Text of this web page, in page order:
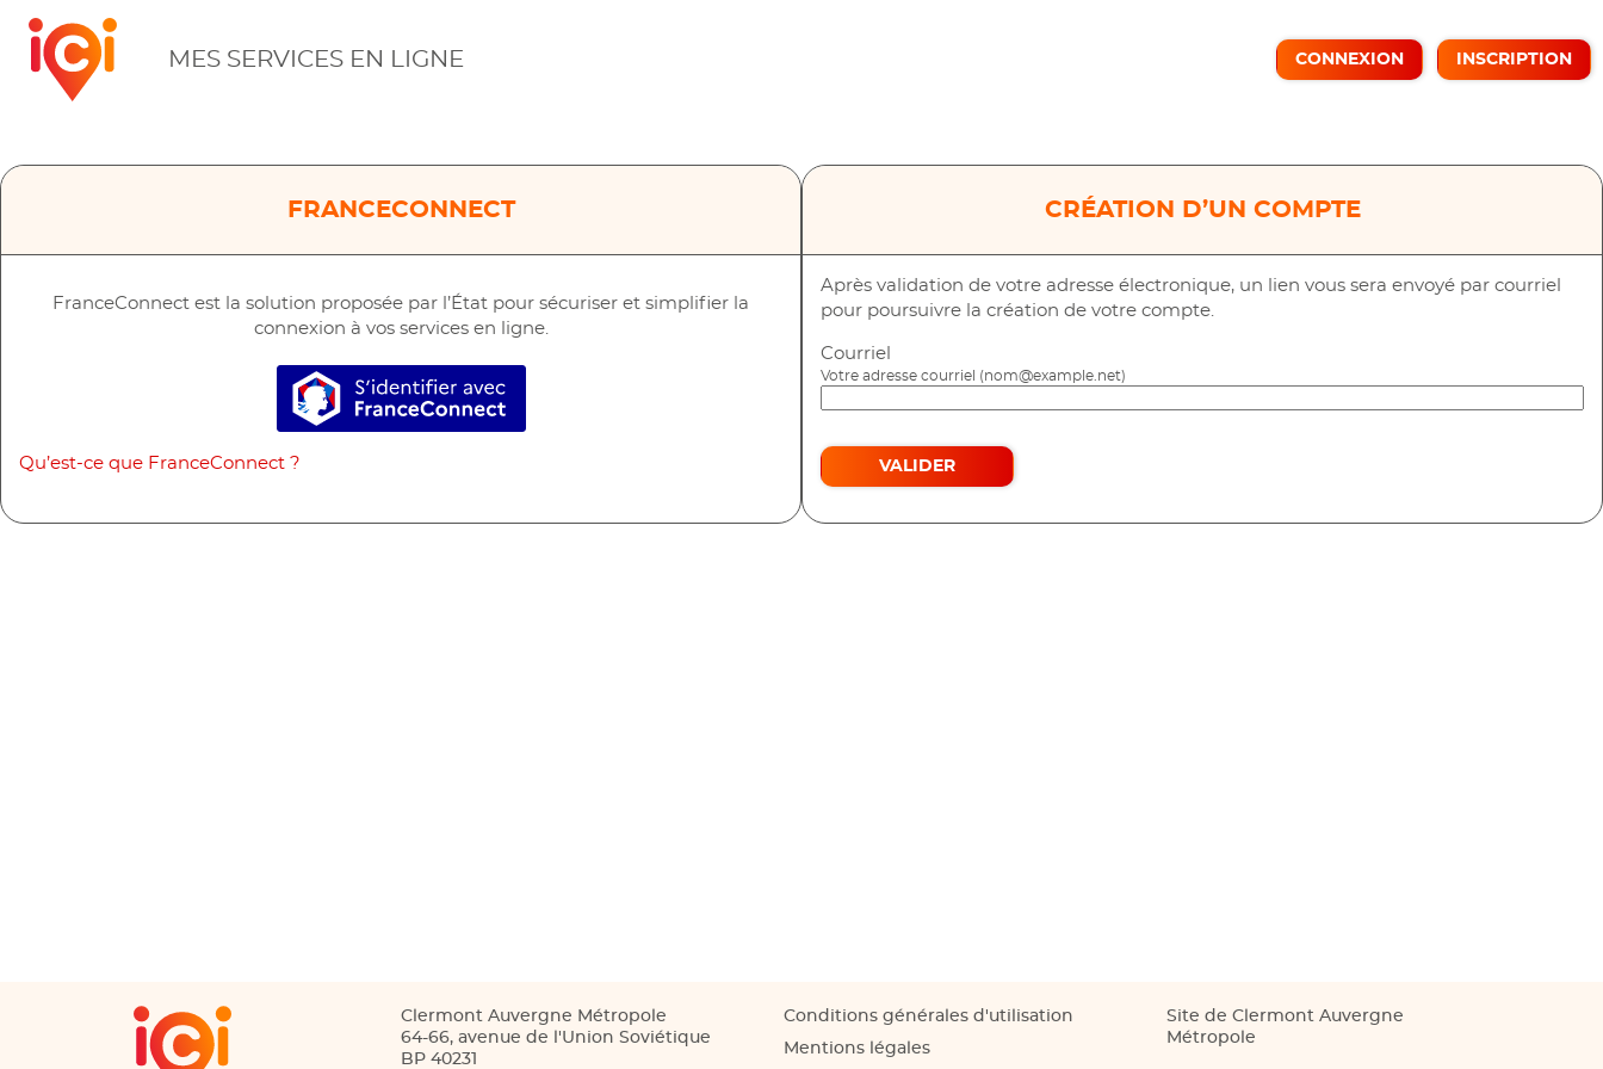
ICI
MES SERVICES EN LIGNE CONNEXION INSCRIPTION
FRANCECONNECT
FranceConnect est la solution proposée par l’État pour sécuriser et simplifier la
connexion à vos services en ligne.
S’identifier avec FranceConnect
Qu’est-ce que FranceConnect ?
CRÉATION D’UN COMPTE
Après validation de votre adresse électronique, un lien vous sera envoyé par courriel
pour poursuivre la création de votre compte.
Courriel
Votre adresse courriel (nom@example.net)
VALIDER
Clermont Auvergne Métropole
64-66, avenue de l'Union Soviétique
BP 40231
Conditions générales d'utilisation
Mentions légales
Site de Clermont Auvergne
Métropole